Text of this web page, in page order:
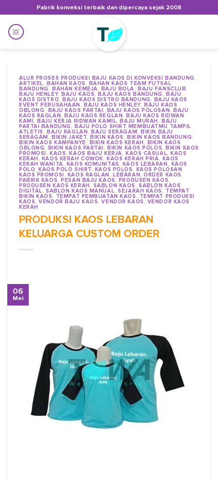
to
content
Pabrik konveksi terbaik dan dipercaya sejak 2008
ALUR PROSES PRODUKSI BAJU KAOS DI KONVEKSI BANDUNG,
ARTIKEL,BAHAN KAOS, BAHAN KAOS TEAM FUTSAL
BANDUNG,BAHAN KEMEJA, BAJU BOLA,BAJU FANSCLUB,
BAJU HENLEY,BAJU KAOS,BAJU KAOS BANDUNG,BAJU
KAOS DISTRO,BAJU KAOS DISTRO BANDUNG, BAJU KAOS
EVENT PERUSAHAAN,BAJU KAOS HENLEY,BAJU KAOS
OBLONG, BAJU KAOS PARTAI, BAJU KAOS POLOSAN,BAJU
KAOS RAGLAN,BAJU KAOS REGLAN,BAJU KAOS RIDWAN
KAMI,BAJU KERJA RIDWAN KAMIL,BAJU MURAH,BAJU
PARTAI BANDUNG, BAJU POLO SHIRT MEMBUATMU TAMPIL
ATLETIS,BAJU RAGLAN,BAJU SERAGAM,BIKIN BAJU
SERAGAM,BIKIN JAKET,BIKIN KAOS,BIKIN KAOS BANDUNG,
BIKIN KAOS KAMPANYE, BIKIN KAOS KERAH, BIKIN KAOS
OBLONG, BIKIN KAOS PARTAI,BIKIN KAOS POLOS,BIKIN KAOS
PROMOSI,KAOS,KAOS BAJU KERJA, KAOS CASUAL,KAOS
KERAH, KAOS KERAH COWOK,KAOS KERAH PRIA, KAOS
KERAH WANITA, KAOS KOMUNITAS, KAOS LEBARAN, KAOS
POLO,KAOS POLO SHIRT, KAOS POLOS, KAOS POLOSAN,
KAOS PROMOSI, KAOS RAGLAN,LEBARAN,ORDER KAOS,
PABRIK KAOS,PESAN BAJU KAOS, PRODUSEN KAOS,
PRODUSEN KAOS KERAH, SABLON KAOS,SABLON KAOS
DIGITAL,SABLON KAOS MANUAL,SEJARAH KAOS, TEMPAT
BIKIN KAOS, TEMPAT PEMBUATAN KAOS, TEMPAT PRODUKSI
KAOS,VENDOR BAJU KAOS,VENDOR KAOS, VENDOR KAOS
KERAH
PRODUKSI KAOS LEBARAN
KELUARGA CUSTOM ORDER
06
Mei